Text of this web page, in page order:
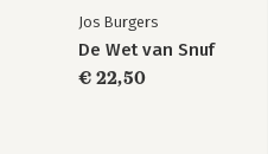
Jos Burgers
De Wet van Snuf
€ 22,50